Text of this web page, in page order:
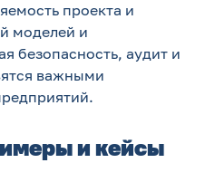
проекта и
моделей и
безопасность, аудит и
важными
и кейсы